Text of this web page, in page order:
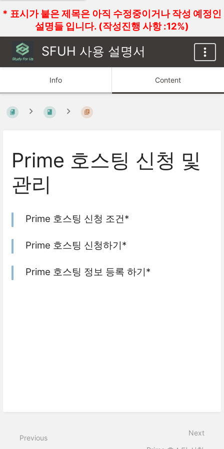
* 표시가 붙은 제목은 아직 수정중이거나 작성 예정인
설명들 입니다. (작성진행 사항 :12%)
SFUH 사용 설명서
Info Content
Prime 호스팅 신청 및
관리
Prime 호스팅 신청 조건*
Prime 호스팅 신청하기*
Prime 호스팅 정보 등록 하기*
Previous
Next